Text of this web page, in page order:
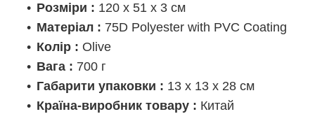
Розміри : 120 x 51 x 3 см
Матеріал : 75D Polyester with PVC Сoating
Колір : Olive
Вага : 700 г
Габарити упаковки : 13 х 13 х 28 см
Країна-виробник товару : Китай